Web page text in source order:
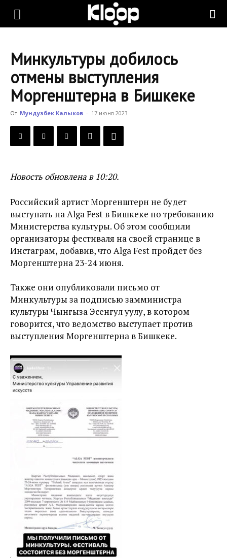
KLOOP.KG
Новости
Кыргызстана
Минкультуры добилось
отмены выступления
Моргенштерна в Бишкеке
От Мундузбек Калыков - 17 июня 2023
Новость обновлена в 10:20.
Российский артист Моргенштерн не будет
выступать на Alga Fest в Бишкеке по требованию
Министерства культуры. Об этом сообщили
организаторы фестиваля на своей странице в
Инстаграм, добавив, что Alga Fest пройдет без
Моргенштерна 23-24 июня.
Также они опубликовали письмо от
Минкультуры за подписью замминистра
культуры Чынгыза Эсенгул уулу, в котором
говорится, что ведомство выступает против
выступления Моргенштерна в Бишкеке.